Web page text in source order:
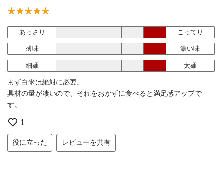
あっさり こってり
薄味 濃い味
細麺 太麺
まず白米は絶対に必要。
具材の量が凄いので、それをおかずに食べると満足感アップで
す。
1
役に立った レビューを共有